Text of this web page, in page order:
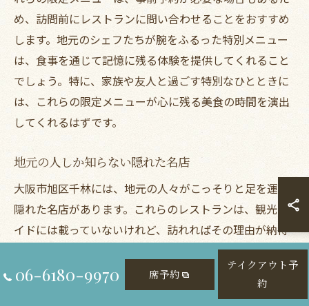
め、訪問前にレストランに問い合わせることをおすすめ
します。地元のシェフたちが腕をふるった特別メニュー
は、食事を通じて記憶に残る体験を提供してくれること
でしょう。特に、家族や友人と過ごす特別なひとときに
は、これらの限定メニューが心に残る美食の時間を演出
してくれるはずです。
地元の人しか知らない隠れた名店
大阪市旭区千林には、地元の人々がこっそりと足を運ぶ
隠れた名店があります。これらのレストランは、観光ガ
イドには載っていないけれど、訪れればその理由が納得
できるほどの魅力を持っています。特に、落ち着いた雰
囲気の中で楽しむ飲み放題メニューは、心地よい時間を
演出します。シェフが心を込めて提供する料理は、新鮮
06-6180-9970 席予約
テイクアウト予
約